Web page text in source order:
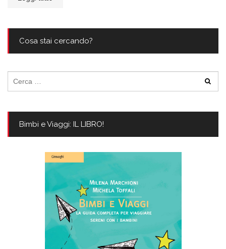
Cosa stai cercando?
per:
Bimbi e Viaggi: IL LIBRO!